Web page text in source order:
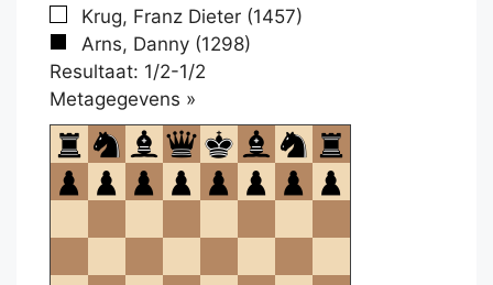
Krug, Franz Dieter (1457)
Arns, Danny (1298)
Resultaat: 1/2-1/2
Metagegevens »
om
te
openen.